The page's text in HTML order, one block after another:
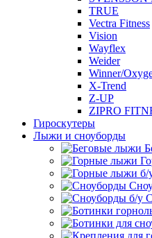
TRUE
Vectra Fitness
Vision
Wayflex
Weider
Winner/
X-Trend
Z-UP
ZIPRO
Гироскутеры
Лыжи и сноуборды